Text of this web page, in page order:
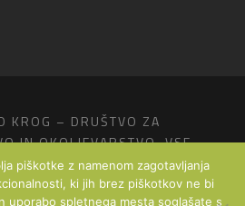
KROG – DRUŠTVO ZA
IN OKOLJEVARSTVO, VSE
PRIDRŽANE.
- STUDIO ABOVE THE
piškotke z namenom zagotavljanja
ki jih brez piškotkov ne bi
uporabo spletnega mesta soglašate s